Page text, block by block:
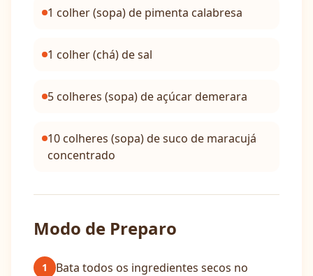
1 colher (sopa) de pimenta calabresa
1 colher (chá) de sal
5 colheres (sopa) de açúcar demerara
10 colheres (sopa) de suco de maracujá
concentrado
Modo de Preparo
1
Bata todos os ingredientes secos no